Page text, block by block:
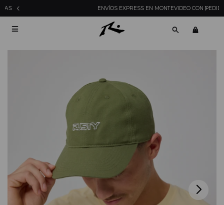
ENVÍOS EXPRESS EN MONTEVIDEO CON PEDIDOS YA
